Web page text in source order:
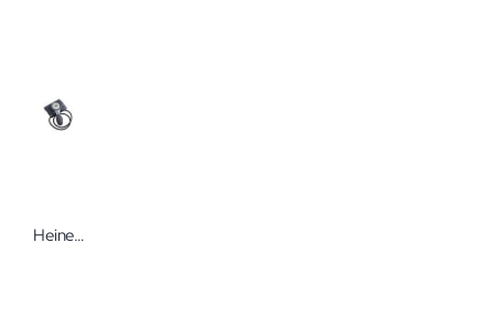
Heine Blutdruckmessgerät Gamma G7